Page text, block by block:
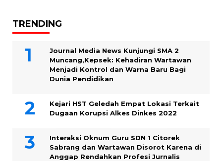
TRENDING
Journal Media News Kunjungi SMA 2
Muncang,Kepsek: Kehadiran Wartawan
Menjadi Kontrol dan Warna Baru Bagi
Dunia Pendidikan
Kejari HST Geledah Empat Lokasi Terkait
Dugaan Korupsi Alkes Dinkes 2022
Interaksi Oknum Guru SDN 1 Citorek
Sabrang dan Wartawan Disorot Karena di
Anggap Rendahkan Profesi Jurnalis